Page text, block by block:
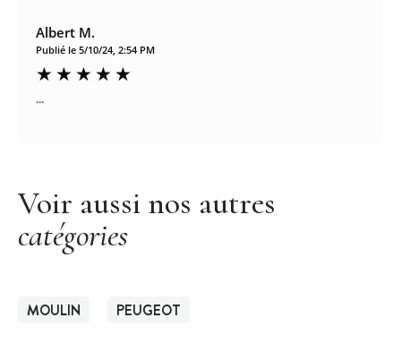
Albert M.
Publié le 5/10/24, 2:54 PM
...
Voir aussi nos autres
catégories
MOULIN PEUGEOT